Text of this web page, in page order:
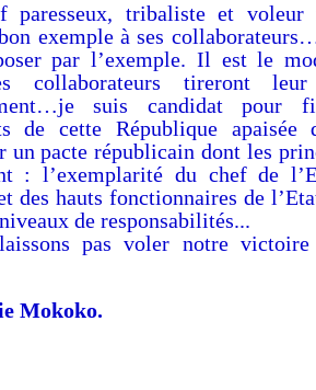
paresseux, tribaliste et voleur
exemple à ses
par l’exemple. Il est le
collaborateurs tireront leur
suis candidat pour
de cette République
un pacte républicain dont les
: l’exemplarité du chef de
des hauts fonctionnaires de
de responsabilités...
pas voler notre
Mokoko.